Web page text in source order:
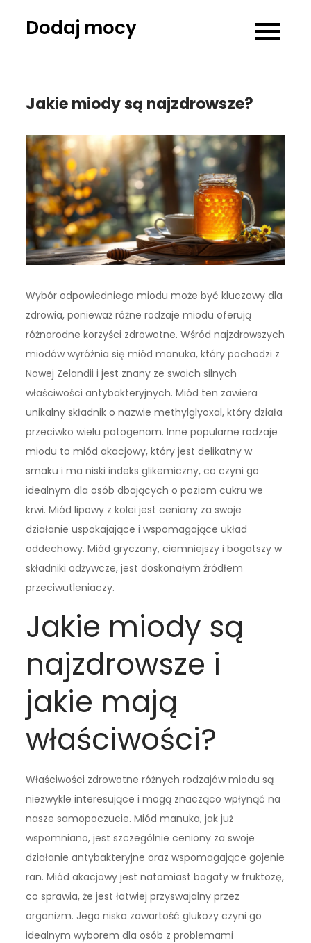
Dodaj mocy
Jakie miody są najzdrowsze?
Wybór odpowiedniego miodu może być kluczowy dla
zdrowia, ponieważ różne rodzaje miodu oferują
różnorodne korzyści zdrowotne. Wśród najzdrowszych
miodów wyróżnia się miód manuka, który pochodzi z
Nowej Zelandii i jest znany ze swoich silnych
właściwości antybakteryjnych. Miód ten zawiera
unikalny składnik o nazwie methylglyoxal, który działa
przeciwko wielu patogenom. Inne popularne rodzaje
miodu to miód akacjowy, który jest delikatny w
smaku i ma niski indeks glikemiczny, co czyni go
idealnym dla osób dbających o poziom cukru we
krwi. Miód lipowy z kolei jest ceniony za swoje
działanie uspokajające i wspomagające układ
oddechowy. Miód gryczany, ciemniejszy i bogatszy w
składniki odżywcze, jest doskonałym źródłem
przeciwutleniaczy.
Jakie miody są
najzdrowsze i
jakie mają
właściwości?
Właściwości zdrowotne różnych rodzajów miodu są
niezwykle interesujące i mogą znacząco wpłynąć na
nasze samopoczucie. Miód manuka, jak już
wspomniano, jest szczególnie ceniony za swoje
działanie antybakteryjne oraz wspomagające gojenie
ran. Miód akacjowy jest natomiast bogaty w fruktozę,
co sprawia, że jest łatwiej przyswajalny przez
organizm. Jego niska zawartość glukozy czyni go
idealnym wyborem dla osób z problemami